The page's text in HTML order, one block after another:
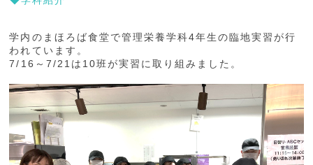
学内のまほろば食堂で管理栄養学科4年生の臨地実習が行
われています。
7/16～7/21は10班が実習に取り組みました。